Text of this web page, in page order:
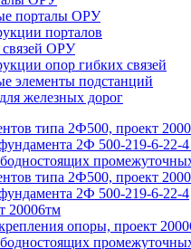
порталы ОРУ
порталов
ОРУ
опор гибких связей
элементы подстанций
железных дорог